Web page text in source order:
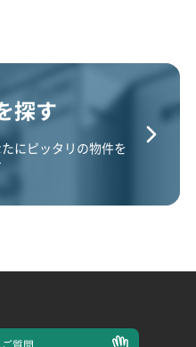
探す
にピッタリの物件を